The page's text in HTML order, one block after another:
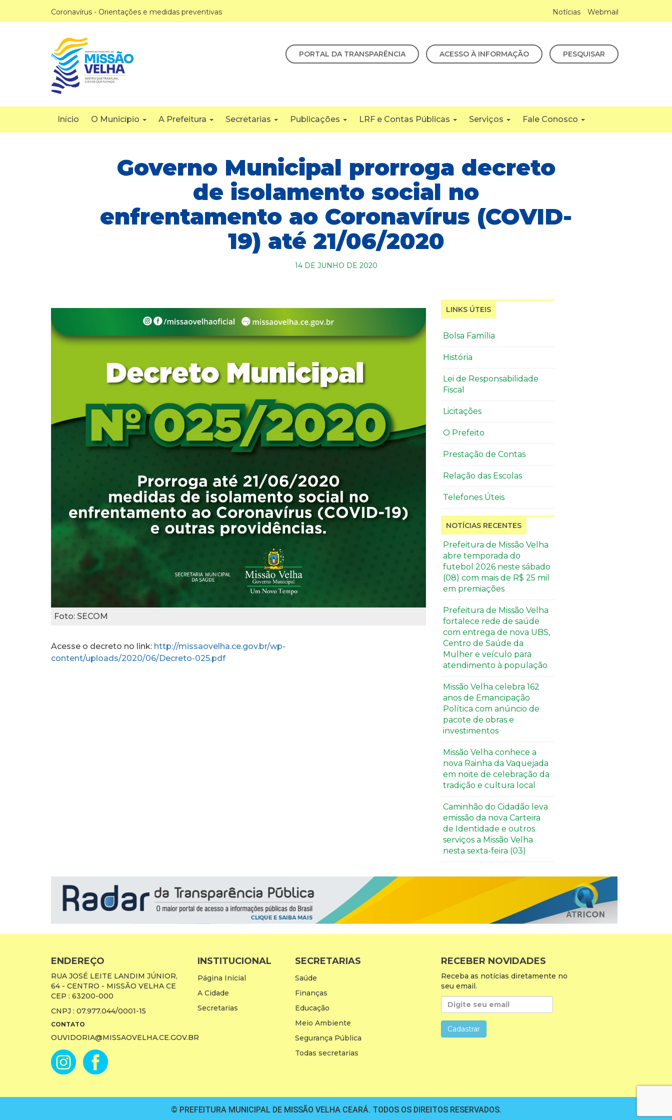
Coronavírus - Orientações e medidas preventivas Notícias Webmail
PORTAL DA TRANSPARÊNCIA ACESSO À INFORMAÇÃO PESQUISAR
Início O Município A Prefeitura Secretarias Publicações LRF e Contas Públicas Serviços Fale Conosco
Governo Municipal prorroga decreto
de isolamento social no
enfrentamento ao Coronavírus (COVID-
19) até 21/06/2020
14 DE JUNHO DE 2020
Foto: SECOM
Acesse o decreto no link: http://missaovelha.ce.gov.br/wp-
content/uploads/2020/06/Decreto-025.pdf
LINKS ÚTEIS
Bolsa Família
História
Lei de Responsabilidade
Fiscal
Licitações
O Prefeito
Prestação de Contas
Relação das Escolas
Telefones Úteis
NOTÍCIAS RECENTES
Prefeitura de Missão Velha
abre temporada do
futebol 2026 neste sábado
(08) com mais de R$ 25 mil
em premiações
Prefeitura de Missão Velha
fortalece rede de saúde
com entrega de nova UBS,
Centro de Saúde da
Mulher e veículo para
atendimento à população
Missão Velha celebra 162
anos de Emancipação
Política com anúncio de
pacote de obras e
investimentos
Missão Velha conhece a
nova Rainha da Vaquejada
em noite de celebração da
tradição e cultura local
Caminhão do Cidadão leva
emissão da nova Carteira
de Identidade e outros
serviços a Missão Velha
nesta sexta-feira (03)
ENDEREÇO
RUA JOSÉ LEITE LANDIM JÚNIOR,
64 - CENTRO - MISSÃO VELHA CE
CEP : 63200-000
CNPJ : 07.977.044/0001-15
CONTATO
OUVIDORIA@MISSAOVELHA.CE.GOV.BR
INSTITUCIONAL
Página Inicial
A Cidade
Secretarias
SECRETARIAS
Saúde
Finanças
Educação
Meio Ambiente
Segurança Pública
Todas secretarias
RECEBER NOVIDADES
Receba as notícias diretamente no
seu email.
© PREFEITURA MUNICIPAL DE MISSÃO VELHA CEARÁ. TODOS OS DIREITOS RESERVADOS.